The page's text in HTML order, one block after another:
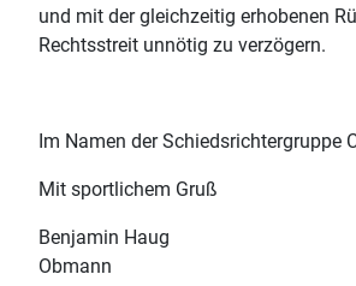
und mit der gleichzeitig erhobenen
Rechtsstreit unnötig zu verzögern.
Im Namen der Schiedsrichtergruppe
Mit sportlichem Gruß
Benjamin Haug
Obmann